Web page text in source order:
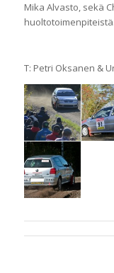
Mika Alvasto, sekä
huoltotoimenpiteistä.
T: Petri Oksanen &